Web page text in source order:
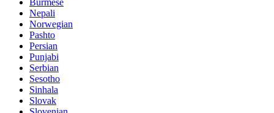
Nepali
Norwegian
Pashto
Persian
Punjabi
Serbian
Sesotho
Sinhala
Slovak